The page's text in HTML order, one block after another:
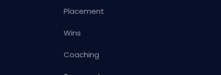
Placement
Wins
Coaching